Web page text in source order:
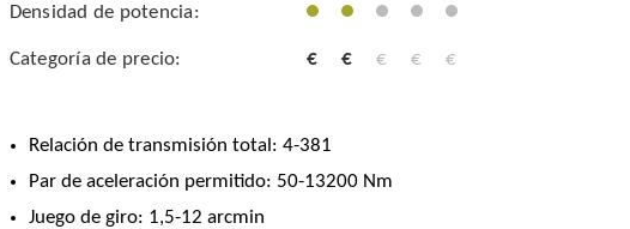
Densidad de potencia:
Categoría de precio: € € € € €
Relación de transmisión total: 4-381
Par de aceleración permitido: 50-13200 Nm
Juego de giro: 1,5-12 arcmin